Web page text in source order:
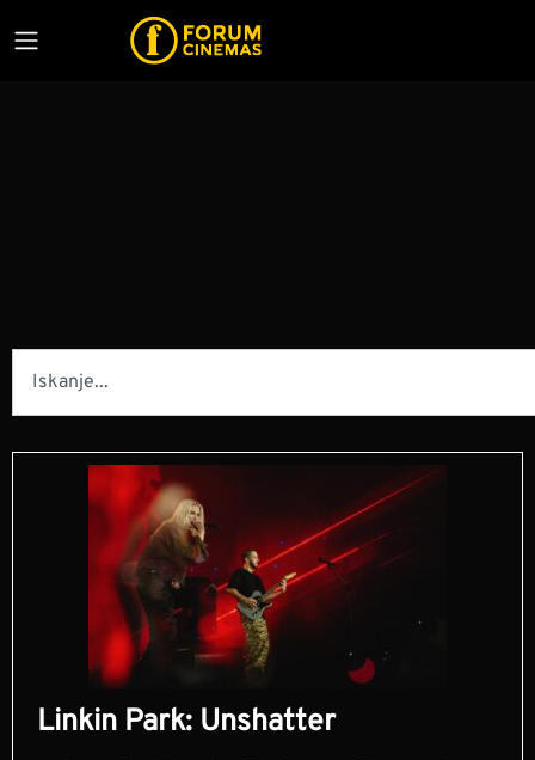
Linkin Park: Unshatter